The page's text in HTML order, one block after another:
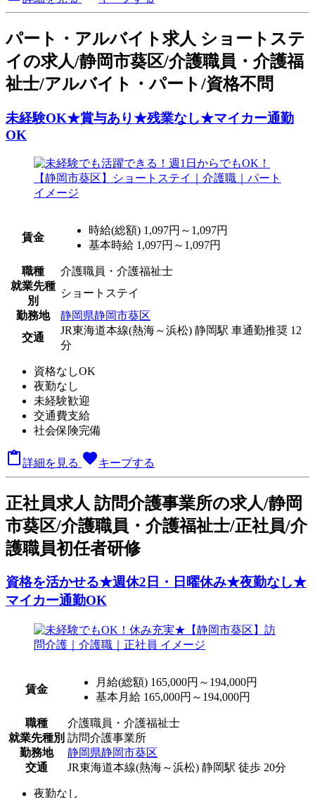
パート ・アルバイト求人 ショートステ
イの求人/静岡市葵区/介護職員・介護福
祉士/アルバイト・パート/資格不問
未経験OK★賞与あり★残業なし★マイカー通勤
OK
賃金
時給(総額) 1,097円～1,097円
基本時給 1,097円～1,097円
職種
介護職員・介護福祉士
就業先種
別
ショートステイ
勤務地
静岡県静岡市葵区
交通
JR東海道本線(熱海～浜松) 静岡駅 車通勤推奨 12
分
資格なしOK
夜勤なし
未経験歓迎
交通費支給
社会保険完備
詳細を見る favoriteキープする
正社員求人 訪問介護事業所の求人/静岡
市葵区/介護職員・介護福祉士/正社員/介
護職員初任者研修
資格を活かせる★週休2日・日曜休み★夜勤なし★
マイカー通勤OK
賃金
月給(総額) 165,000円～194,000円
基本月給 165,000円～194,000円
職種
介護職員・介護福祉士
就業先種別 訪問介護事業所
勤務地
静岡県静岡市葵区
交通
JR東海道本線(熱海～浜松) 静岡駅 徒歩 20分
夜勤なし